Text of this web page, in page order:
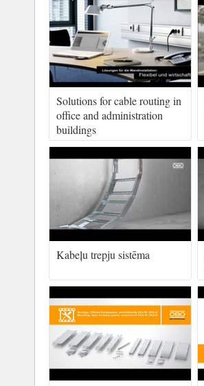
Solutions for cable routing in
office and administration
buildings
Kabeļu trepju sistēma